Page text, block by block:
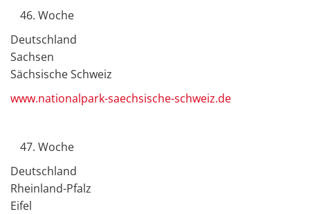
Woche
Deutschland
Sachsen
Sächsische Schweiz
www.nationalpark-saechsische-schweiz.de
Woche
Deutschland
Rheinland-Pfalz
Eifel